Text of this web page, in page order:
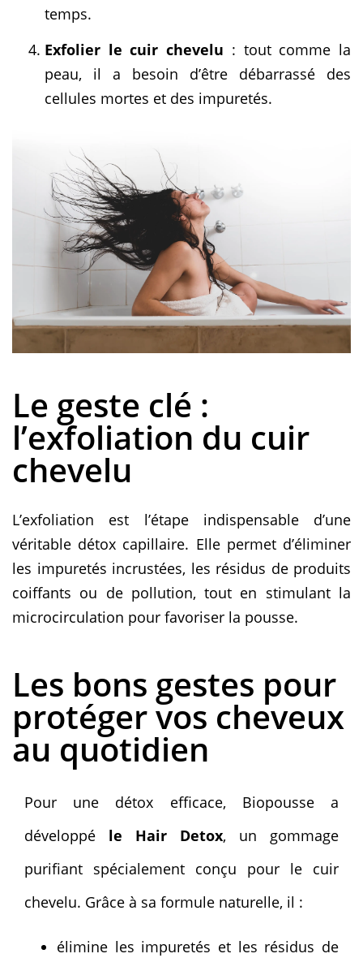
temps.
Exfolier le cuir chevelu : tout comme la
peau, il a besoin d’être débarrassé des
cellules mortes et des impuretés.
Le geste clé :
l’exfoliation du cuir
chevelu
L’exfoliation est l’étape indispensable d’une
véritable détox capillaire. Elle permet d’éliminer
les impuretés incrustées, les résidus de produits
coiffants ou de pollution, tout en stimulant la
microcirculation pour favoriser la pousse.
Les bons gestes pour
protéger vos cheveux
au quotidien
Pour une détox efficace, Biopousse a
développé le Hair Detox, un gommage
purifiant spécialement conçu pour le cuir
chevelu. Grâce à sa formule naturelle, il :
élimine les impuretés et les résidus de